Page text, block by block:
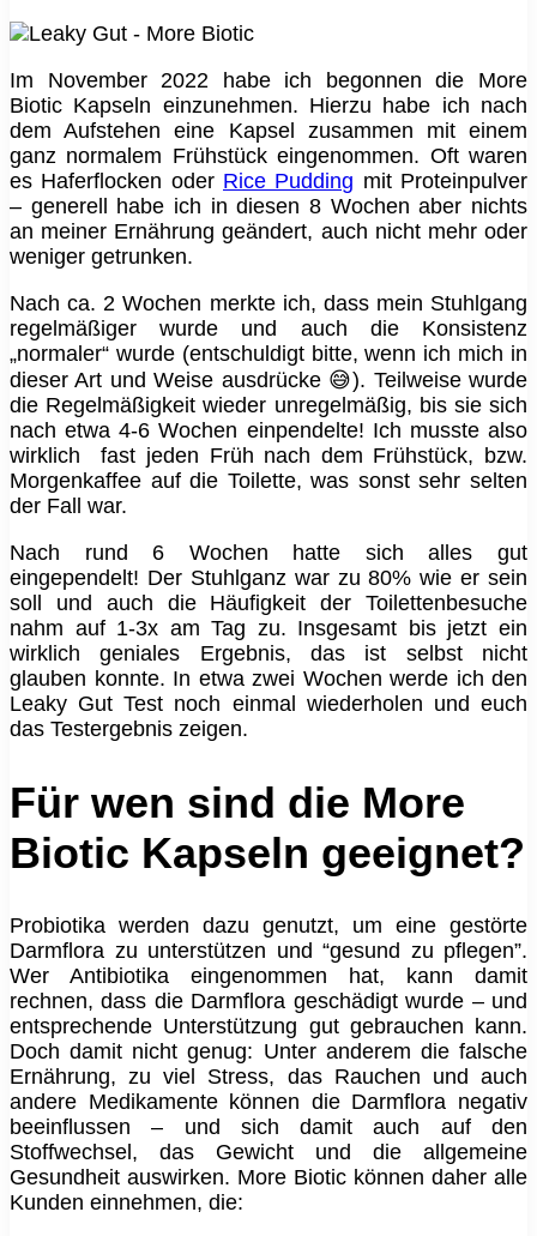
Im November 2022 habe ich begonnen die More
Biotic Kapseln einzunehmen. Hierzu habe ich nach
dem Aufstehen eine Kapsel zusammen mit einem
ganz normalem Frühstück eingenommen. Oft waren
es Haferflocken oder Rice Pudding mit Proteinpulver
– generell habe ich in diesen 8 Wochen aber nichts
an meiner Ernährung geändert, auch nicht mehr oder
weniger getrunken.
Nach ca. 2 Wochen merkte ich, dass mein Stuhlgang
regelmäßiger wurde und auch die Konsistenz
„normaler“ wurde (entschuldigt bitte, wenn ich mich in
dieser Art und Weise ausdrücke 😅). Teilweise wurde
die Regelmäßigkeit wieder unregelmäßig, bis sie sich
nach etwa 4-6 Wochen einpendelte! Ich musste also
wirklich fast jeden Früh nach dem Frühstück, bzw.
Morgenkaffee auf die Toilette, was sonst sehr selten
der Fall war.
Nach rund 6 Wochen hatte sich alles gut
eingependelt! Der Stuhlganz war zu 80% wie er sein
soll und auch die Häufigkeit der Toilettenbesuche
nahm auf 1-3x am Tag zu. Insgesamt bis jetzt ein
wirklich geniales Ergebnis, das ist selbst nicht
glauben konnte. In etwa zwei Wochen werde ich den
Leaky Gut Test noch einmal wiederholen und euch
das Testergebnis zeigen.
Für wen sind die More
Biotic Kapseln geeignet?
Probiotika werden dazu genutzt, um eine gestörte
Darmflora zu unterstützen und “gesund zu pflegen”.
Wer Antibiotika eingenommen hat, kann damit
rechnen, dass die Darmflora geschädigt wurde – und
entsprechende Unterstützung gut gebrauchen kann.
Doch damit nicht genug: Unter anderem die falsche
Ernährung, zu viel Stress, das Rauchen und auch
andere Medikamente können die Darmflora negativ
beeinflussen – und sich damit auch auf den
Stoffwechsel, das Gewicht und die allgemeine
Gesundheit auswirken. More Biotic können daher alle
Kunden einnehmen, die: